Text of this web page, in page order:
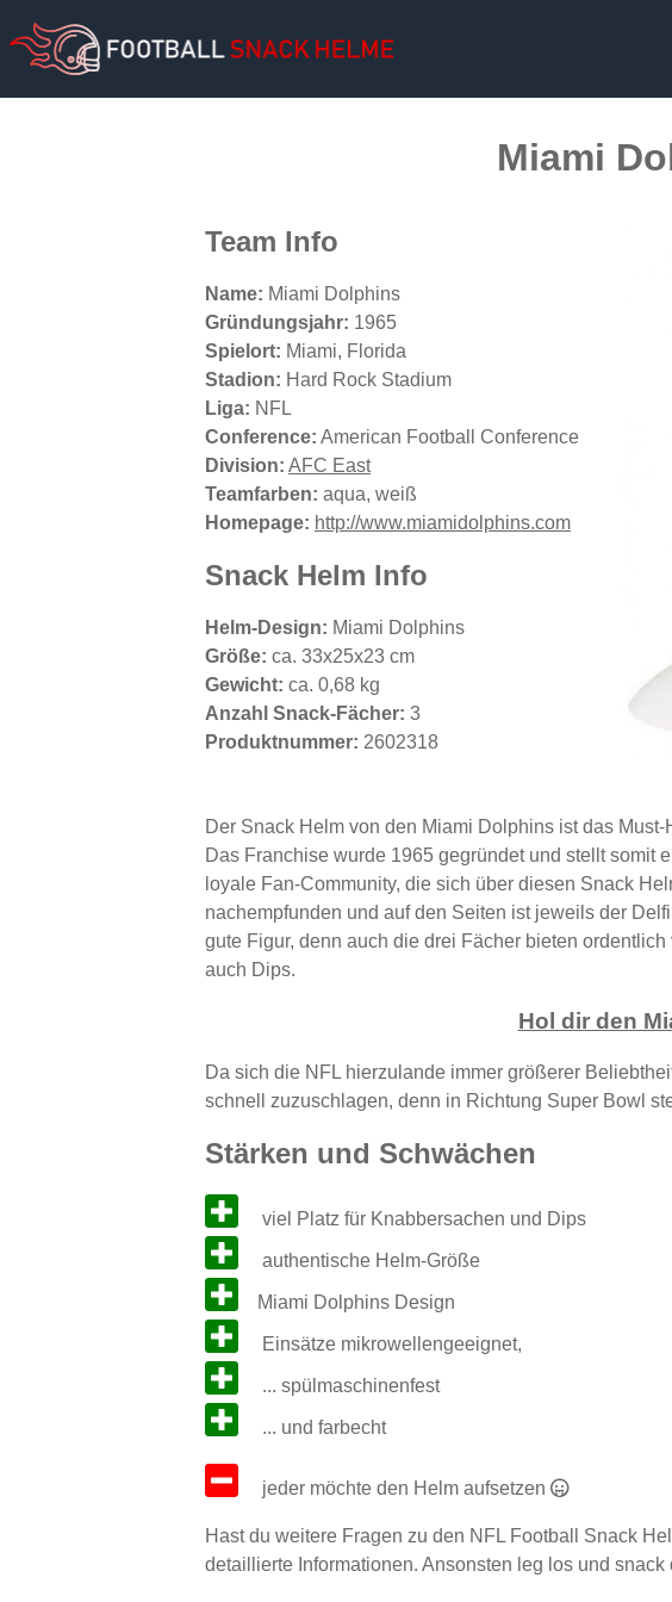
Miami
Team Info
Name: Miami Dolphins
Gründungsjahr: 1965
Spielort: Miami, Florida
Stadion: Hard Rock Stadium
Liga: NFL
Conference: American Football Conference
Division: AFC East
Teamfarben: aqua, weiß
Homepage: http://www.miamidolphins.com
Snack Helm Info
Helm-Design: Miami Dolphins
Größe: ca. 33x25x23 cm
Gewicht: ca. 0,68 kg
Anzahl Snack-Fächer: 3
Produktnummer: 2602318
Der Snack Helm von den Miami Dolphins ist das
Das Franchise wurde 1965 gegründet und stellt somit
loyale Fan-Community, die sich über diesen Snack
nachempfunden und auf den Seiten ist jeweils der
gute Figur, denn auch die drei Fächer bieten
auch Dips.
Hol dir den
Da sich die NFL hierzulande immer größerer
schnell zuzuschlagen, denn in Richtung Super Bowl
Stärken und Schwächen
viel Platz für Knabbersachen und Dips
authentische Helm-Größe
Miami Dolphins Design
Einsätze mikrowellengeeignet,
... spülmaschinenfest
... und farbecht
jeder möchte den Helm aufsetzen
Hast du weitere Fragen zu den NFL Football Snack
detaillierte Informationen. Ansonsten leg los und